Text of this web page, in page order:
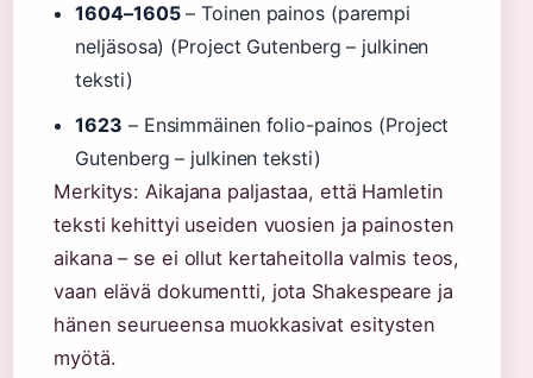
1604–1605– Toinen painos (parempi
neljäsosa) (Project Gutenberg – julkinen
teksti)
1623 – Ensimmäinen folio-painos (Project
Gutenberg – julkinen teksti)
Merkitys: Aikajana paljastaa, että Hamletin
teksti kehittyi useiden vuosien ja painosten
aikana – se ei ollut kertaheitolla valmis teos,
vaan elävä dokumentti, jota Shakespeare ja
hänen seurueensa muokkasivat esitysten
myötä.